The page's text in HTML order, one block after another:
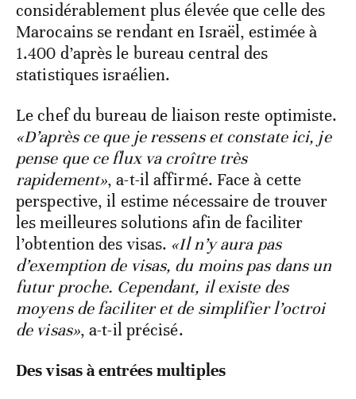
considérablement plus élevée que celle des
Marocains se rendant en Israël, estimée à
1.400 d’après le bureau central des
statistiques israélien.
Le chef du bureau de liaison reste optimiste.
«D’après ce que je ressens et constate ici, je
pense que ce flux va croître très
rapidement», a-t-il affirmé. Face à cette
perspective, il estime nécessaire de trouver
les meilleures solutions afin de faciliter
l’obtention des visas. «Il n’y aura pas
d’exemption de visas, du moins pas dans un
futur proche. Cependant, il existe des
moyens de faciliter et de simplifier l’octroi
de visas», a-t-il précisé.
Des visas à entrées multiples